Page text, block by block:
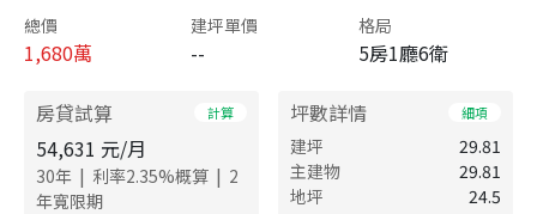
總價
1,680萬
建坪單價
--
格局
5房1廳6衛
房貸試算 計算
54,631 元/月
30年 | 利率2.35%概算 | 2
年寬限期
坪數詳情 細項
建坪
29.81
主建物
29.81
地坪
24.5